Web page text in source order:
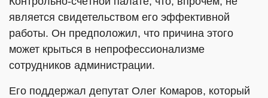
является свидетельством его эффективной
работы. Он предположил, что причина этого
может крыться в непрофессионализме
сотрудников администрации.
Его поддержал депутат Олег Комаров, который